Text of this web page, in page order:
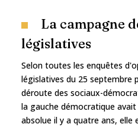
La campagne
législatives
Selon toutes les enquêtes
législatives du 25 septembre
déroute des sociaux-
la gauche démocratique
absolue il y a quatre ans, elle